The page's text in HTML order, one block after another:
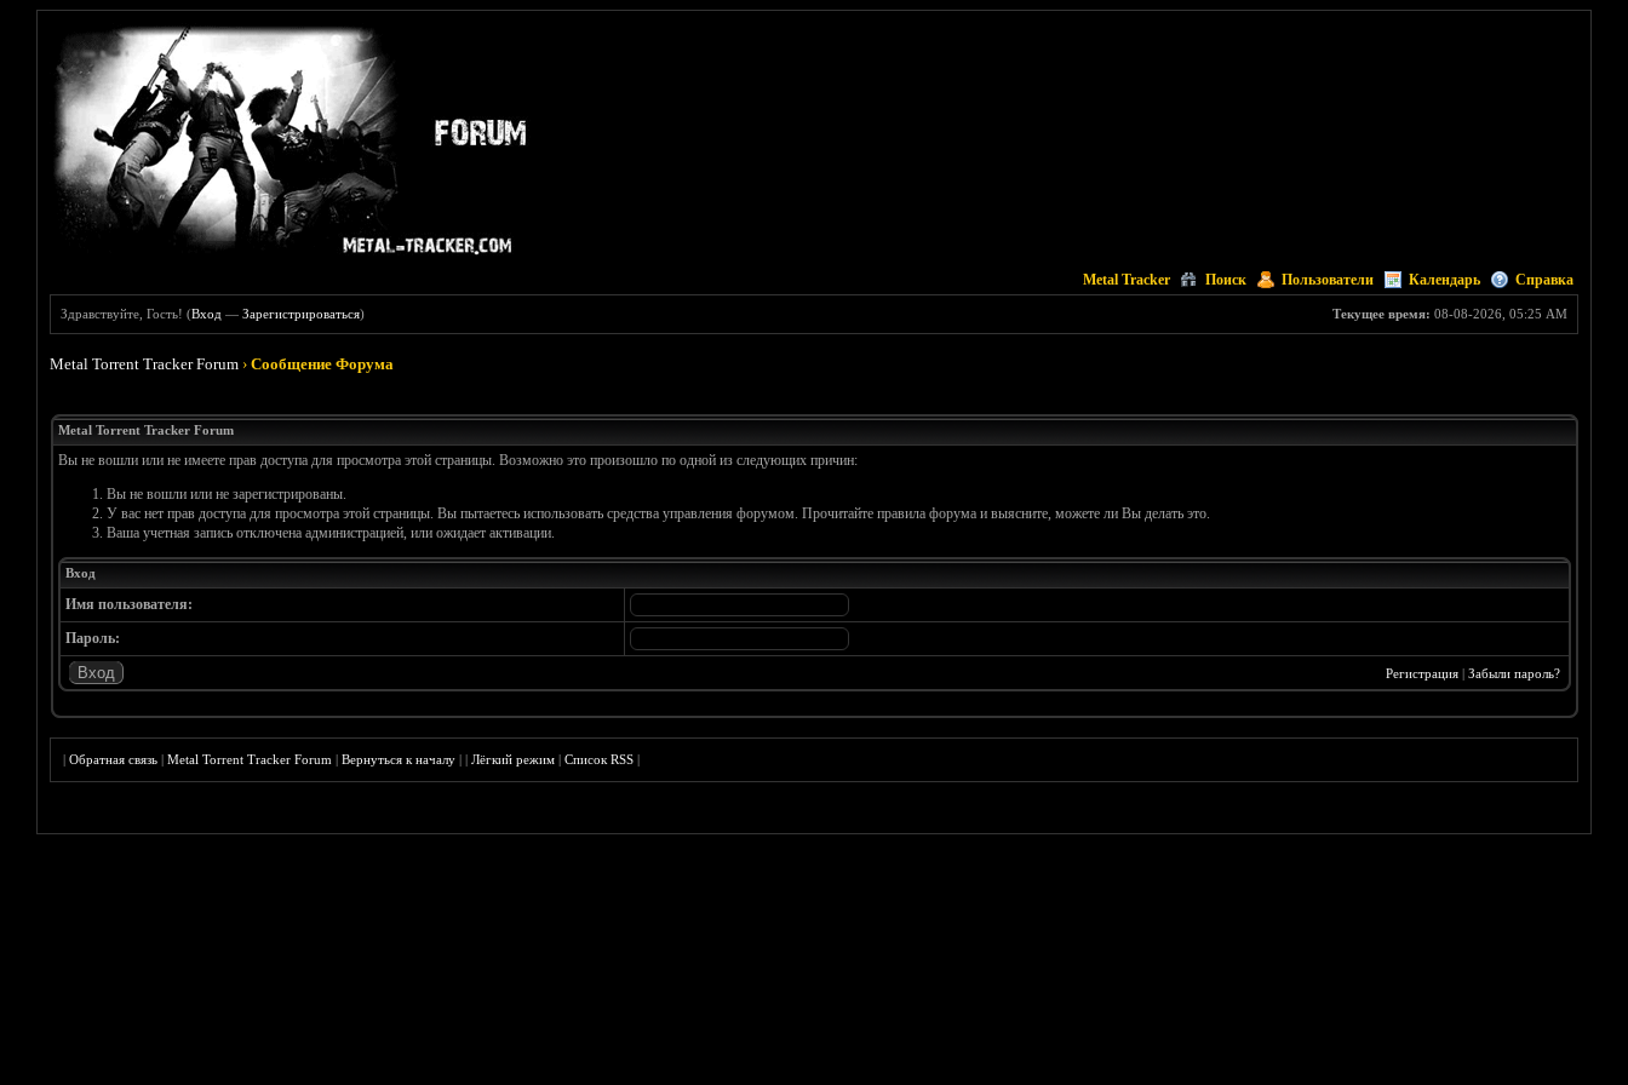
Metal Tracker Поиск Пользователи Календарь Справка
Текущее время: 08-08-2026, 05:25 AM
Здравствуйте, Гость! (Вход —Зарегистрироваться)
Metal Torrent Tracker Forum ›Сообщение Форума
Metal Torrent Tracker Forum
Вы не вошли или не имеете прав доступа для просмотра этой страницы. Возможно это произошло по одной из следующих причин:
Вы не вошли или не зарегистрированы.
У вас нет прав доступа для просмотра этой страницы. Вы пытаетесь использовать средства управления форумом. Прочитайте правила форума и выясните, можете ли Вы делать это.
Ваша учетная запись отключена администрацией, или ожидает активации.
Вход
Имя пользователя:
Пароль:
Регистрация| Забыли пароль?
|Обратная связь |Metal Torrent Tracker Forum |Вернуться к началу ||Лёгкий режим |Список RSS |